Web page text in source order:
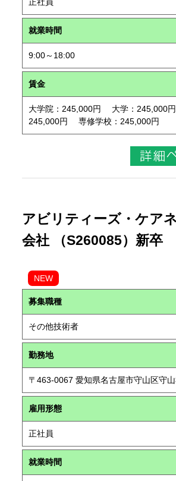
就業時間
9:00～18:00
賃金
大学院：245,000円 大学：245,000
245,000円 専修学校：245,000円
アビリティーズ・ケア
会社 （S260085）新卒
NEW
募集職種
その他技術者
勤務地
〒463-0067 愛知県名古屋市守山区守
雇用形態
正社員
就業時間